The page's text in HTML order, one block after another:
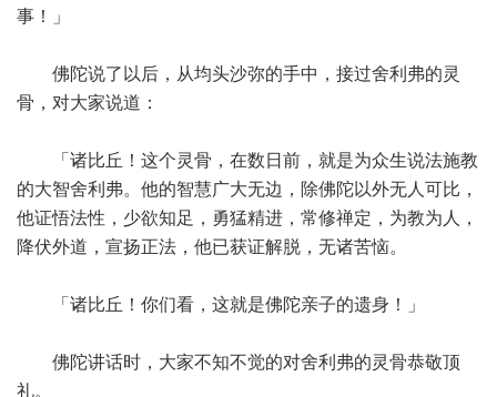
事！」
佛陀说了以后，从均头沙弥的手中，接过舍利弗的灵
骨，对大家说道：
「诸比丘！这个灵骨，在数日前，就是为众生说法施教
的大智舍利弗。他的智慧广大无边，除佛陀以外无人可比，
他证悟法性，少欲知足，勇猛精进，常修禅定，为教为人，
降伏外道，宣扬正法，他已获证解脱，无诸苦恼。
「诸比丘！你们看，这就是佛陀亲子的遗身！」
佛陀讲话时，大家不知不觉的对舍利弗的灵骨恭敬顶
礼。